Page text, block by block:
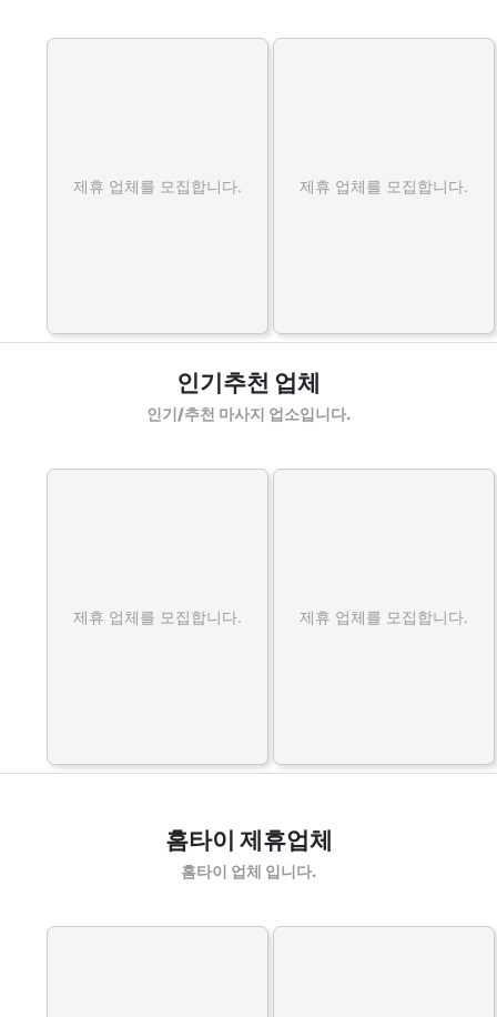
제휴 업체를 모집합니다. 제휴 업체를 모집합니다.
인기추천 업체
인기/추천 마사지 업소입니다.
제휴 업체를 모집합니다. 제휴 업체를 모집합니다.
홈타이 제휴업체
홈타이 업체 입니다.